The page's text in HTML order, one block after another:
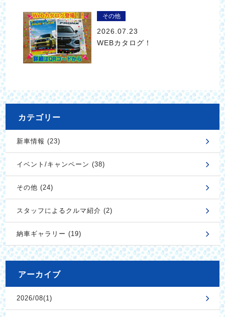
その他
2026.07.23
WEBカタログ！
カテゴリー
新車情報 (23)
イベント/キャンペーン (38)
その他 (24)
スタッフによるクルマ紹介 (2)
納車ギャラリー (19)
アーカイブ
2026/08(1)